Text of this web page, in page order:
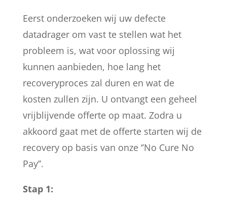
Eerst onderzoeken wij uw defecte
datadrager om vast te stellen wat het
probleem is, wat voor oplossing wij
kunnen aanbieden, hoe lang het
recoveryproces zal duren en wat de
kosten zullen zijn. U ontvangt een geheel
vrijblijvende offerte op maat. Zodra u
akkoord gaat met de offerte starten wij de
recovery op basis van onze ‘’No Cure No
Pay’’.
Stap 1: